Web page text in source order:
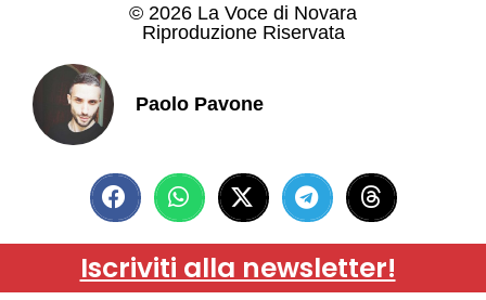
© 2026 La Voce di Novara
Riproduzione Riservata
Paolo Pavone
Iscriviti alla newsletter!